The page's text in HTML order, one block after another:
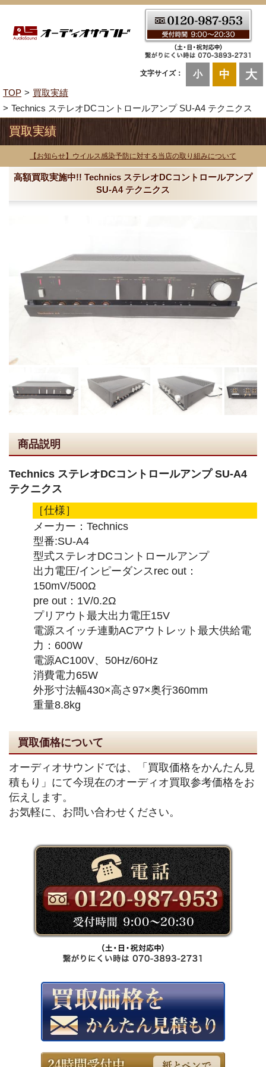
文字サイズ： 小 中 大
TOP
買取実績
Technics ステレオDCコントロールアンプ SU-A4 テクニクス
買取実績
【お知らせ】ウイルス感染予防に対する当店の取り組みについて
高額買取実施中!! Technics ステレオDCコントロールアンプ
SU-A4 テクニクス
商品説明
Technics ステレオDCコントロールアンプ SU-A4
テクニクス
［仕様］
メーカー：Technics
型番:SU-A4
型式ステレオDCコントロールアンプ
出力電圧/インピーダンスrec out：
150mV/500Ω
pre out：1V/0.2Ω
プリアウト最大出力電圧15V
電源スイッチ連動ACアウトレット最大供給電
力：600W
電源AC100V、50Hz/60Hz
消費電力65W
外形寸法幅430×高さ97×奥行360mm
重量8.8kg
買取価格について
オーディオサウンドでは、「買取価格をかんたん見
積もり」にて今現在のオーディオ買取参考価格をお
伝えします。
お気軽に、お問い合わせください。